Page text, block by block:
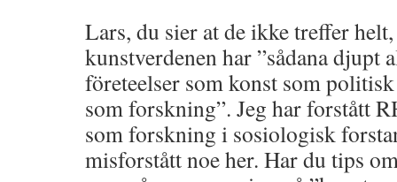
Lars, du sier at de ikke treffer
kunstverdenen har ”sådana djupt
företeelser som konst som
som forskning”. Jeg har forstått
som forskning i sosiologisk
misforstått noe her. Har du tips